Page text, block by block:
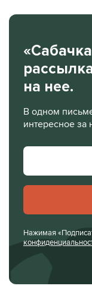
на нее.
В одном
интересное за
Нажимая